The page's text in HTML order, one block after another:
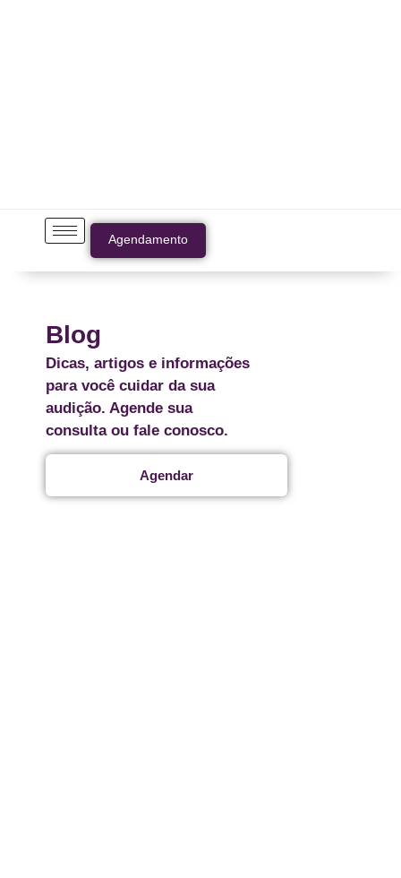
Agendamento
Blog
Dicas, artigos e informações
para você cuidar da sua
audição. Agende sua
consulta ou fale conosco.
Agendar